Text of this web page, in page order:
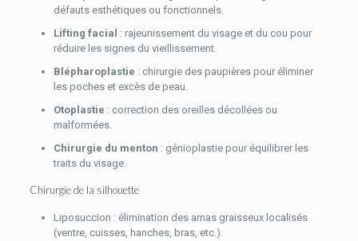
défauts esthétiques ou fonctionnels.
Lifting facial : rajeunissement du visage et du cou pour
réduire les signes du vieillissement.
Blépharoplastie : chirurgie des paupières pour éliminer
les poches et excès de peau.
Otoplastie : correction des oreilles décollées ou
malformées.
Chirurgie du menton : génioplastie pour équilibrer les
traits du visage.
Chirurgie de la silhouette
Liposuccion : élimination des amas graisseux localisés
(ventre, cuisses, hanches, bras, etc.).